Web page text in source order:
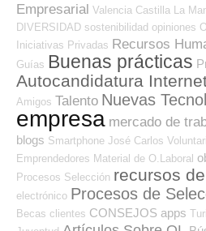
Empresarial Valencia Castilla La
DIVERSIDAD sostenibilidad opiniones
Iniciativas Privadas Recursos
Guías Buenas prácticas
Autocandidatura
Amigos Talento Nuevas
empresa mercado de
blogs Smartphone José Carlos
Emprendedores Material de O.Laboral
Procesos Selección recursos
electrónico Procesos de
Becas clientes CONSEJOS apps